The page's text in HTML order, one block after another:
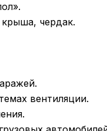
крыша, чердак.
вентиляции.